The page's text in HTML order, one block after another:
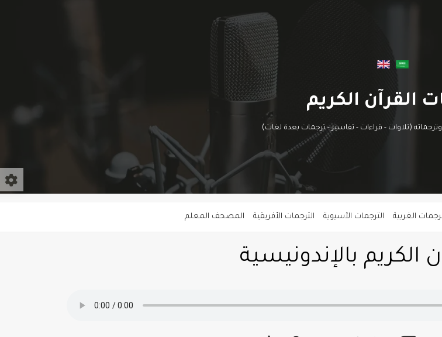
القرآن الكريم
وترجماته (تلاوات - قراءات - تفاسير - ترجمات بعدة لغات)
الغربية الترجمات الآسيوية الترجمات الأفريقية المصحف المعلم
الكريم بالإندونيسية